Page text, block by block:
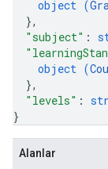
object (
},
"subject" :
object (
},
"levels" :
}
Alanlar